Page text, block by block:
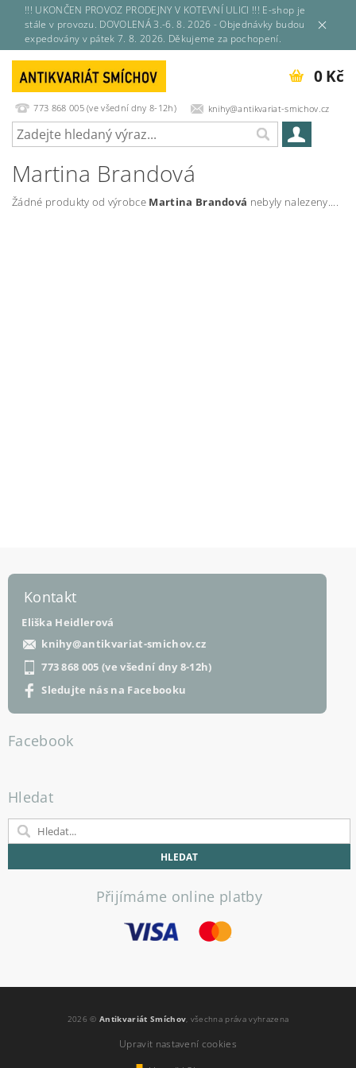
!!! UKONČEN PROVOZ PRODEJNY V KOTEVNÍ ULICI !!! E-shop je
stále v provozu. DOVOLENÁ 3.-6. 8. 2026 - Objednávky budou
expedovány v pátek 7. 8. 2026. Děkujeme za pochopení.
773 868 005 (ve všední dny 8-12h) knihy@antikvariat-smichov.cz
0 Kč
Martina Brandová
Žádné produkty od výrobce Martina Brandová nebyly nalezeny....
Kontakt
Eliška Heidlerová
knihy@antikvariat-smichov.cz
773 868 005 (ve všední dny 8-12h)
Sledujte nás na Facebooku
Facebook
Hledat
Přijímáme online platby
2026 ©Antikvariát Smíchov , všechna práva vyhrazena
Upravit nastavení cookies